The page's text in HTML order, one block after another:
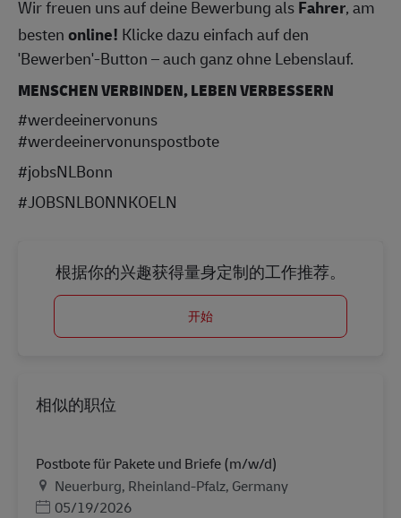
Wir freuen uns auf deine Bewerbung alsFahrer, am
bestenonline! Klicke dazu einfach auf den
'Bewerben'-Button – auch ganz ohne Lebenslauf.
MENSCHEN VERBINDEN, LEBEN VERBESSERN
#werdeeinervonuns
#werdeeinervonunspostbote
#jobsNLBonn
#JOBSNLBONNKOELN
根据你的兴趣获得量身定制的工作推荐。
开始
相似的职位
Postbote für Pakete und Briefe (m/w/d)
地点Neuerburg, Rheinland-Pfalz, Germany
Posted Date
05/19/2026